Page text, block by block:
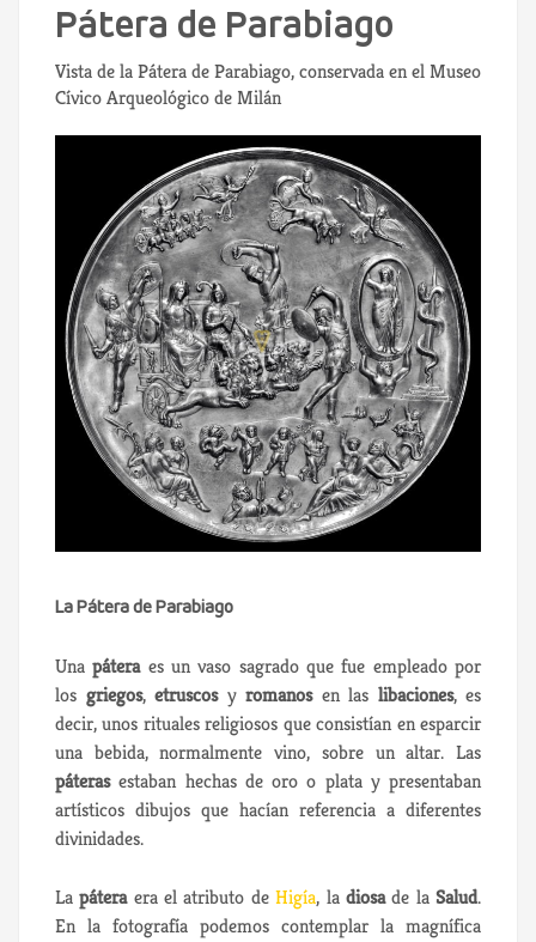
Pátera de Parabiago
Vista de la Pátera de Parabiago, conservada en el Museo
Cívico Arqueológico de Milán
La Pátera de Parabiago
Unapáteraes un vaso sagrado que fue empleado por
los griegos, etruscosy romanosen las libaciones, es
decir, unos rituales religiosos que consistían en esparcir
una bebida, normalmente vino, sobre un altar. Las
páterasestaban hechas de oro o plata y presentaban
artísticos dibujos que hacían referencia a diferentes
divinidades.
Lapáteraera el atributo deHigía, la diosade laSalud.
En la fotografía podemos contemplar la magnífica